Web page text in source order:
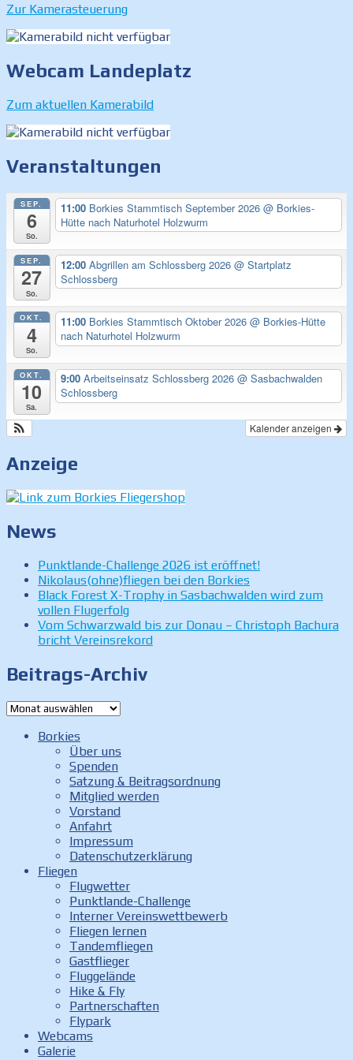
Zur Kamerasteuerung
Webcam Landeplatz
Zum aktuellen Kamerabild
Veranstaltungen
SEP.
6
So.
11:00 Borkies Stammtisch September 2026 @ Borkies-
Hütte nach Naturhotel Holzwurm
SEP.
27
So.
12:00 Abgrillen am Schlossberg 2026 @ Startplatz
Schlossberg
OKT.
4
So.
11:00 Borkies Stammtisch Oktober 2026 @ Borkies-Hütte
nach Naturhotel Holzwurm
OKT.
10
Sa.
9:00 Arbeitseinsatz Schlossberg 2026 @ Sasbachwalden
Schlossberg
Kalender anzeigen
Anzeige
News
Punktlande-Challenge 2026 ist eröffnet!
Nikolaus(ohne)fliegen bei den Borkies
Black Forest X-Trophy in Sasbachwalden wird zum
vollen Flugerfolg
Vom Schwarzwald bis zur Donau – Christoph Bachura
bricht Vereinsrekord
Beitrags-Archiv
Beitrags-
Borkies
Über uns
Spenden
Satzung & Beitragsordnung
Mitglied werden
Vorstand
Anfahrt
Impressum
Datenschutzerklärung
Fliegen
Flugwetter
Punktlande-Challenge
Interner Vereinswettbewerb
Fliegen lernen
Tandemfliegen
Gastflieger
Fluggelände
Hike & Fly
Partnerschaften
Flypark
Webcams
Galerie